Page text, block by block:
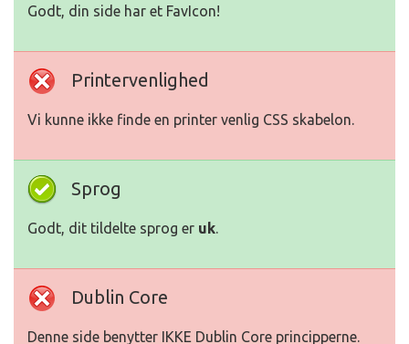
Godt, din side har et FavIcon!
Printervenlighed
Vi kunne ikke finde en printer venlig CSS skabelon.
Sprog
Godt, dit tildelte sprog er uk.
Dublin Core
Denne side benytter IKKE Dublin Core principperne.